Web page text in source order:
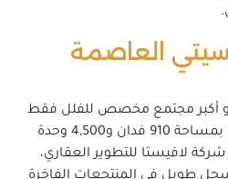
العاصمة
أكبر مجتمع مخصص للفلل فقط
في العاصمة الإدارية بالكامل، بمساحة 910 فدان و4,500 وحدة
لافيستا للتطوير العقاري،